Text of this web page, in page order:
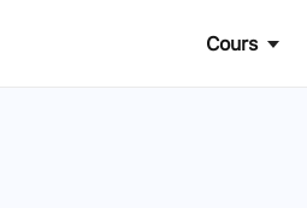
Cours